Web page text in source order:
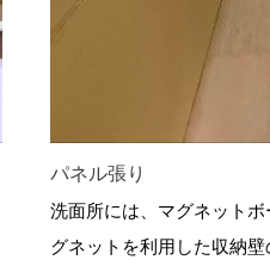
パネル張り
洗面所には、マグネット
グネットを利用した収納壁